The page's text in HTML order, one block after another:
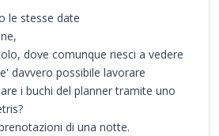
le stesse date
dove comunque riesci a vedere
davvero possibile lavorare
i buchi del planner tramite uno
di una notte.